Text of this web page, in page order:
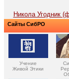
Никола Угодник
Сайты СибРО
Учение
Живой Этики